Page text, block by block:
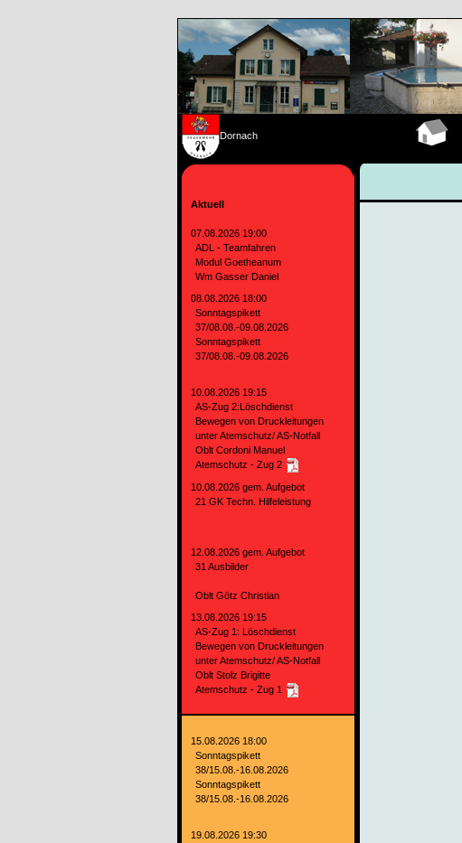
Dornach
Aktuell
07.08.2026 19:00
ADL - Teamfahren
Modul Goetheanum
Wm Gasser Daniel
08.08.2026 18:00
Sonntagspikett
37/08.08.-09.08.2026
Sonntagspikett
37/08.08.-09.08.2026
10.08.2026 19:15
AS-Zug 2:Löschdienst
Bewegen von Druckleitungen
unter Atemschutz/ AS-Notfall
Oblt Cordoni Manuel
Atemschutz - Zug 2
10.08.2026 gem. Aufgebot
21 GK Techn. Hilfeleistung
12.08.2026 gem. Aufgebot
31 Ausbilder
Oblt Götz Christian
13.08.2026 19:15
AS-Zug 1: Löschdienst
Bewegen von Druckleitungen
unter Atemschutz/ AS-Notfall
Oblt Stolz Brigitte
Atemschutz - Zug 1
15.08.2026 18:00
Sonntagspikett
38/15.08.-16.08.2026
Sonntagspikett
38/15.08.-16.08.2026
19.08.2026 19:30